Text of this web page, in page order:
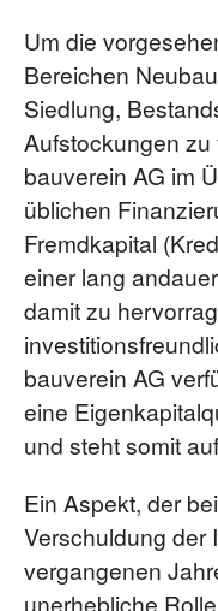
Um die
Bereichen
Siedlung,
Aufstockungen
bauverein AG im
üblichen
Fremdkapital
einer lang
damit zu
bauverein AG
eine
und steht somit
Ein Aspekt, der
Verschuldung der
vergangenen
unerhebliche